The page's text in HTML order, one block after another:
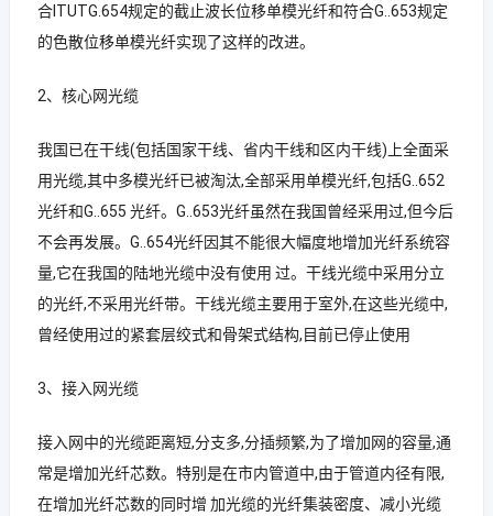
合ITUTG.654规定的截止波长位移单模光纤和符合G..653规定
的色散位移单模光纤实现了这样的改进。
2、核心网光缆
我国已在干线(包括国家干线、省内干线和区内干线)上全面采
用光缆,其中多模光纤已被淘汰,全部采用单模光纤,包括G..652
光纤和G..655 光纤。G..653光纤虽然在我国曾经采用过,但今后
不会再发展。G..654光纤因其不能很大幅度地增加光纤系统容
量,它在我国的陆地光缆中没有使用 过。干线光缆中采用分立
的光纤,不采用光纤带。干线光缆主要用于室外,在这些光缆中,
曾经使用过的紧套层绞式和骨架式结构,目前已停止使用
3、接入网光缆
接入网中的光缆距离短,分支多,分插频繁,为了增加网的容量,通
常是增加光纤芯数。特别是在市内管道中,由于管道内径有限,
在增加光纤芯数的同时增 加光缆的光纤集装密度、减小光缆